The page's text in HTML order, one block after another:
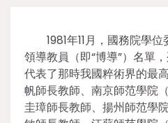
1981年11月，國務院學
領導教員（即“博導”）名單
代表了那時我國粹術界的最
帆師長教師、南京師范學院
圭璋師長教師、揚州師范學